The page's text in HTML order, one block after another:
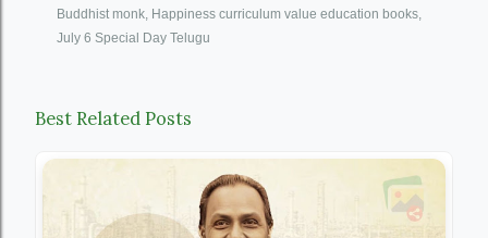
Buddhist monk, Happiness curriculum value education books,
July 6 Special Day Telugu
Best Related Posts